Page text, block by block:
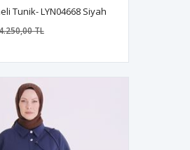
Tunik- LYN04668 Siyah
TL